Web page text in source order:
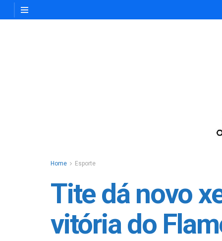
Home Esporte
Tite dá novo
vitória do